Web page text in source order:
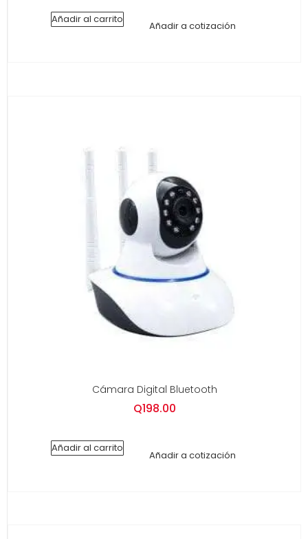
Añadir al carrito
Añadir a cotización
Cámara Digital Bluetooth
Q198.00
Añadir al carrito
Añadir a cotización